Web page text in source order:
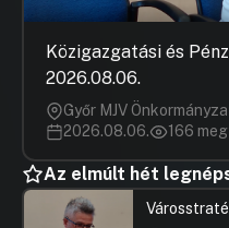
36.Tájékoztató a Budapest
likviditási helyzetéről (174.
előterjesztés)
UGRÁS A
37.Tájékoztató a Budapest
kerület Kőbányai
tulajdonában álló lakások
elidegenítésére
Közigazgatási és
2026.08.06.
Győr MJV
2026.08.06.
166
Az elmúlt hét